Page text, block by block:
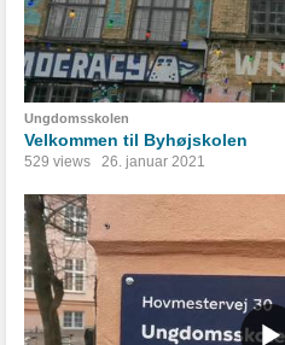
Ungdomsskolen
Velkommen til Byhøjskolen
529 views 26. januar 2021